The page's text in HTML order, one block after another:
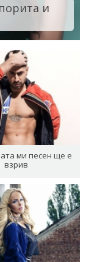
и
ми песен ще е
взрив